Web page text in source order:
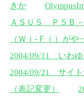
きか
ＡＳＵＳ Ｐ５Ｂ
（Ｗｉ-Ｆｉ）が
2004/09/11 いわゆ
2004/09/21 サイト
（表記変更）